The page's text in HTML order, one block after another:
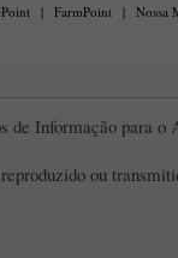
| FarmPoint | Nossa
Informação para o
ou